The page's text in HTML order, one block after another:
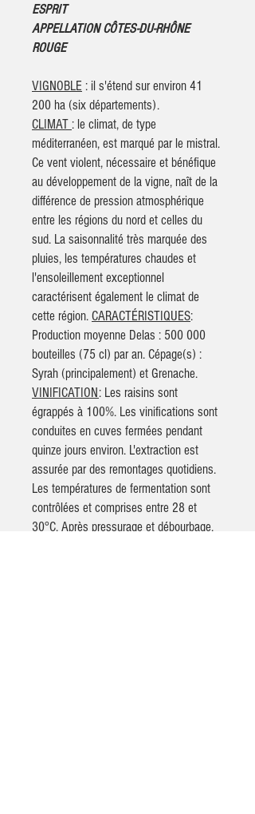
ESPRIT
APPELLATION CÔTES-DU-RHÔNE
ROUGE
VIGNOBLE : il s'étend sur environ 41
200 ha (six départements).
CLIMAT : le climat, de type
méditerranéen, est marqué par le mistral.
Ce vent violent, nécessaire et bénéfique
au développement de la vigne, naît de la
différence de pression atmosphérique
entre les régions du nord et celles du
sud. La saisonnalité très marquée des
pluies, les températures chaudes et
l'ensoleillement exceptionnel
caractérisent également le climat de
cette région. CARACTÉRISTIQUES:
Production moyenne Delas : 500 000
bouteilles (75 cl) par an. Cépage(s) :
Syrah (principalement) et Grenache.
VINIFICATION: Les raisins sont
égrappés à 100%. Les vinifications sont
conduites en cuves fermées pendant
quinze jours environ. L'extraction est
assurée par des remontages quotidiens.
Les températures de fermentation sont
contrôlées et comprises entre 28 et
30°C. Après pressurage et débourbage,